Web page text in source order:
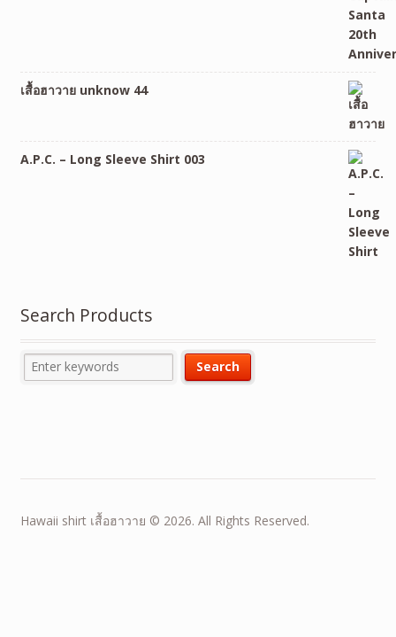
เสื้อฮาวาย unknow 44
A.P.C. – Long Sleeve Shirt 003
Search Products
Hawaii shirt เสื้อฮาวาย © 2026. All Rights Reserved.